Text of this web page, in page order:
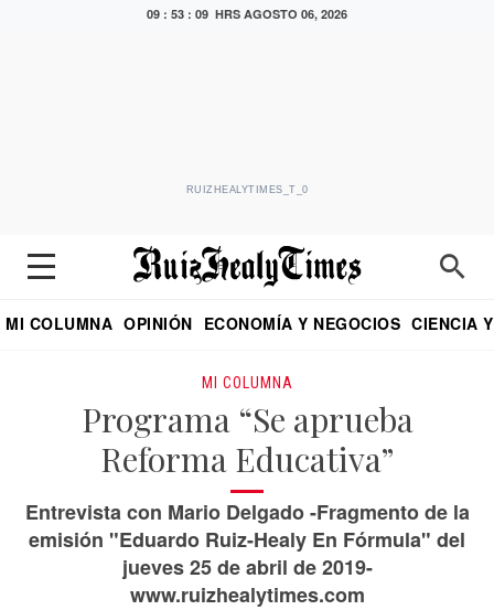
09 : 53 : 09 HRS AGOSTO 06, 2026
RUIZHEALYTIMES_T_0
MI COLUMNA OPINIÓN ECONOMÍA Y NEGOCIOS CIENCIA
MI COLUMNA
Programa “Se aprueba
Reforma Educativa”
Entrevista con Mario Delgado -Fragmento de la
emisión "Eduardo Ruiz-Healy En Fórmula" del
jueves 25 de abril de 2019-
www.ruizhealytimes.com